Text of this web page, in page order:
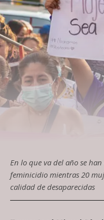
En lo que va del año se
feminicidio mientras 20
calidad de desaparecidas